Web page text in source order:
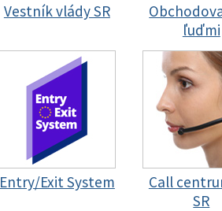
Vestník vlády SR
ľuďmi
Entry/Exit System
Call
SR